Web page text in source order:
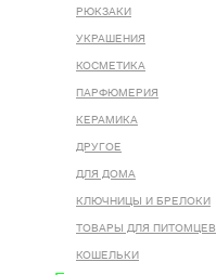
РЮКЗАКИ
УКРАШЕНИЯ
КОСМЕТИКА
ПАРФЮМЕРИЯ
КЕРАМИКА
ДРУГОЕ
ДЛЯ ДОМА
КЛЮЧНИЦЫ И БРЕЛОКИ
ТОВАРЫ ДЛЯ ПИТОМЦЕВ
КОШЕЛЬКИ